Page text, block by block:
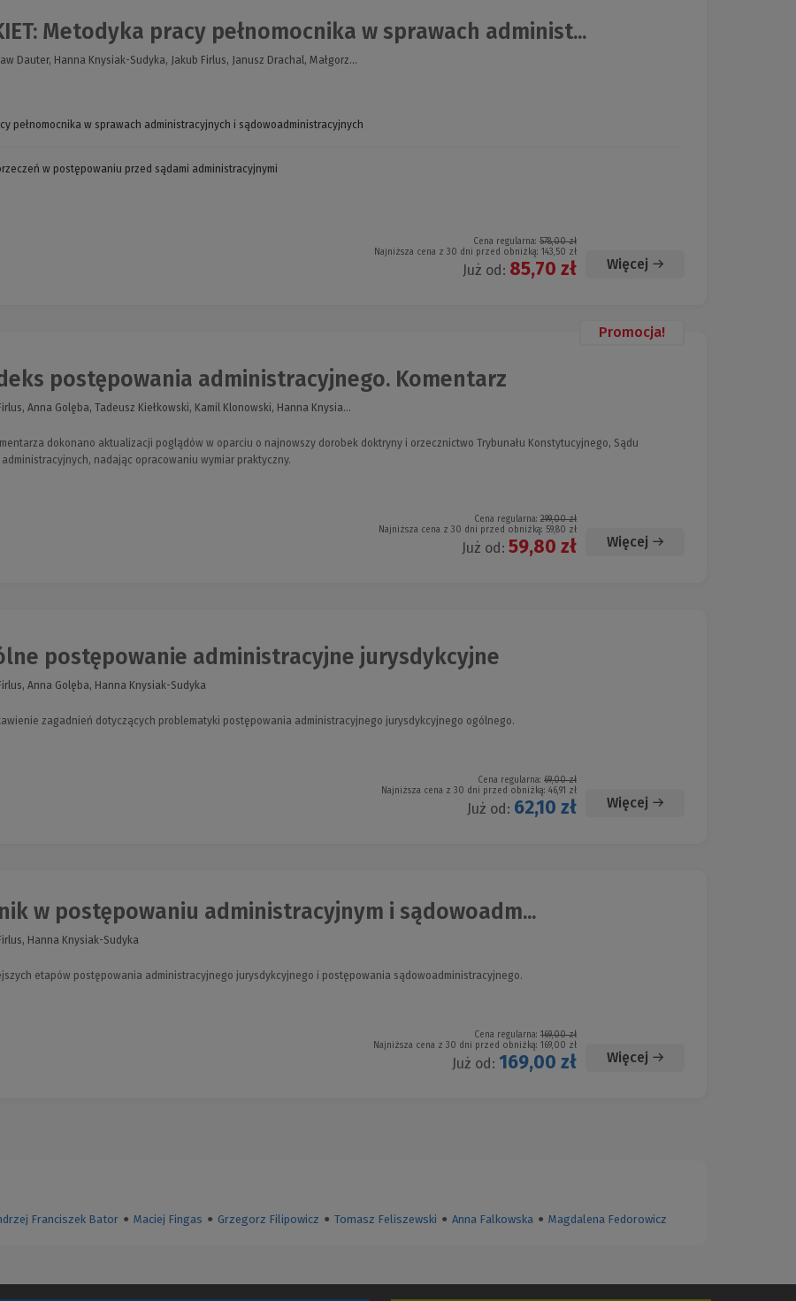
Metodyka pracy pełnomocnika w sprawach administ...
Dauter, Hanna Knysiak-Sudyka, Jakub Firlus, Janusz Drachal, Małgorz...
pełnomocnika w sprawach administracyjnych i sądowoadministracyjnych
w postępowaniu przed sądami administracyjnymi
Cena regularna: 578,00 zł
Najniższa cena z 30 dni przed obniżką: 143,50 zł
Już od: 85,70 zł Więcej
Promocja!
postępowania administracyjnego. Komentarz
Anna Golęba, Tadeusz Kiełkowski, Kamil Klonowski, Hanna Knysia...
dokonano aktualizacji poglądów w oparciu o najnowszy dorobek doktryny i orzecznictwo Trybunału Konstytucyjnego, Sądu
nadając opracowaniu wymiar praktyczny.
Cena regularna: 299,00 zł
Najniższa cena z 30 dni przed obniżką: 59,80 zł
Już od: 59,80 zł Więcej
postępowanie administracyjne jurysdykcyjne
Anna Golęba, Hanna Knysiak-Sudyka
zagadnień dotyczących problematyki postępowania administracyjnego jurysdykcyjnego ogólnego.
Cena regularna: 69,00 zł
Najniższa cena z 30 dni przed obniżką: 46,91 zł
Już od: 62,10 zł Więcej
w postępowaniu administracyjnym i sądowoadm...
Hanna Knysiak-Sudyka
etapów postępowania administracyjnego jurysdykcyjnego i postępowania sądowoadministracyjnego.
Cena regularna: 169,00 zł
Najniższa cena z 30 dni przed obniżką: 169,00 zł
Już od: 169,00 zł Więcej
Franciszek Bator ● Maciej Fingas ● Grzegorz Filipowicz ● Tomasz Feliszewski ● Anna Falkowska ● Magdalena Fedorowicz